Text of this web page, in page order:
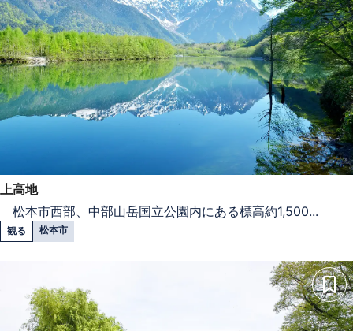
上高地
松本市西部、中部山岳国立公園内にある標高約1,500...
観る 松本市